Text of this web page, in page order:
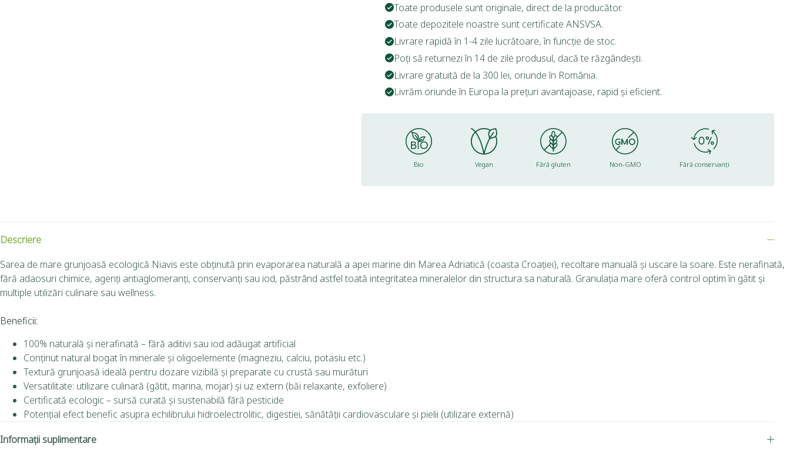
Toate produsele sunt originale, direct de la producător.
Toate depozitele noastre sunt certificate ANSVSA.
Livrare rapidă în 1-4 zile lucrătoare, în funcție de stoc.
Poți să returnezi în 14 de zile produsul, dacă te răzgândești.
Livrare gratuită de la 300 lei, oriunde în România.
Livrăm oriunde în Europa la prețuri avantajoase, rapid și eficient.
Bio Vegan Fără gluten Non-GMO Fără conservanți
Descriere
Sarea de mare grunjoasă ecologică Niavis este obținută prin evaporarea naturală a apei marine din Marea Adriatică (coasta Croației), recoltare manuală și uscare la soare. Este nerafinată,
fără adaosuri chimice, agenți antiaglomeranți, conservanți sau iod, păstrând astfel toată integritatea mineralelor din structura sa naturală. Granulația mare oferă control optim în gătit și
multiple utilizări culinare sau wellness.
Beneficii:
100% naturală și nerafinată – fără aditivi sau iod adăugat artificial
Conținut natural bogat în minerale și oligoelemente (magneziu, calciu, potasiu etc.)
Textură grunjoasă ideală pentru dozare vizibilă și preparate cu crustă sau murături
Versatilitate: utilizare culinară (gătit, marina, mojar) și uz extern (băi relaxante, exfoliere)
Certificată ecologic – sursă curată și sustenabilă fără pesticide
Potențial efect benefic asupra echilibrului hidroelectrolitic, digestiei, sănătății cardiovasculare și pielii (utilizare externă)
Informații suplimentare